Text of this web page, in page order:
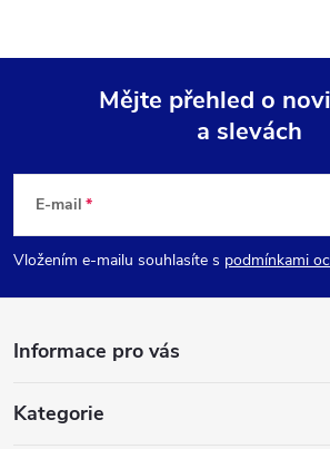
p
a
Mějte přehled o
a slevách
E-mail
Vložením e-mailu souhlasíte s podmínkami
Informace pro vás
Kategorie